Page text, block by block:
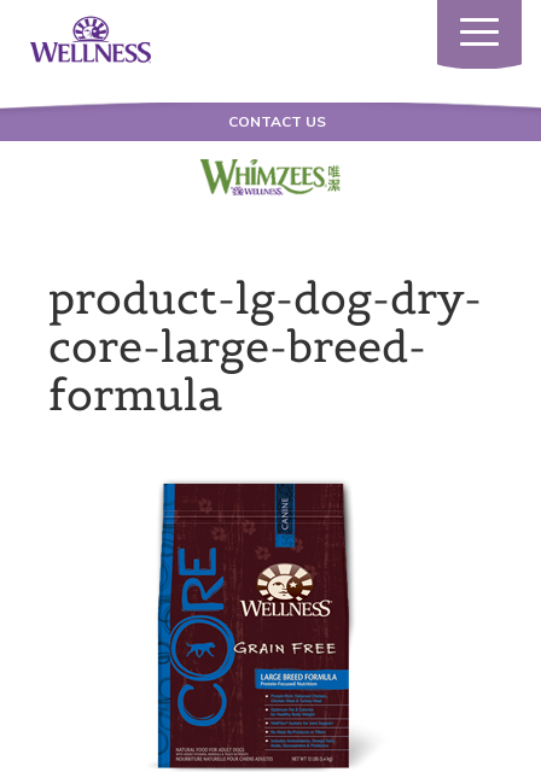
Toggle
CONTACT US
product-lg-dog-dry-
core-large-breed-
formula